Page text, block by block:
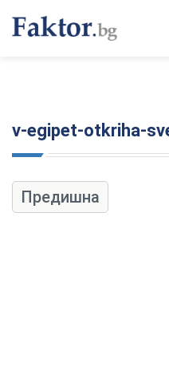
v-egipet-otkriha-
Предишна